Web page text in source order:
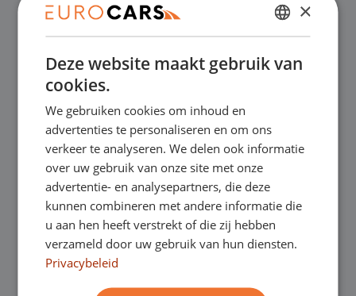
Online kopen, niet goed geld terug
Financial lease – Soepele acceptatie
Gratis thuisbezorgd bij online aankoop
Onze showrooms
Je bent van harte welkom in een van onze
showrooms om de occasions te bekijken –
en natuurlijk voor een lekkere kop koffie!
DUTCH
ENGLISH
×
Deze website maakt gebruik van
cookies.
We gebruiken cookies om inhoud en
advertenties te personaliseren en om ons
verkeer te analyseren. We delen ook informatie
over uw gebruik van onze site met onze
advertentie- en analysepartners, die deze
kunnen combineren met andere informatie die
u aan hen heeft verstrekt of die zij hebben
verzameld door uw gebruik van hun diensten.
Privacybeleid